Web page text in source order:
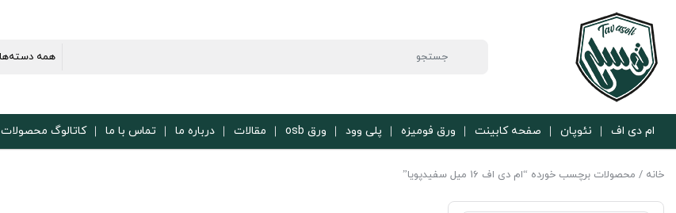
ام دی اف نئوپان صفحه کابینت ورق فومیزه پلی وود ورق osb مقالات درباره ما تماس با ما کاتالوگ محصولات
خانه / محصولات برچسب خورده “ام دی اف 16 میل سفیدپویا”